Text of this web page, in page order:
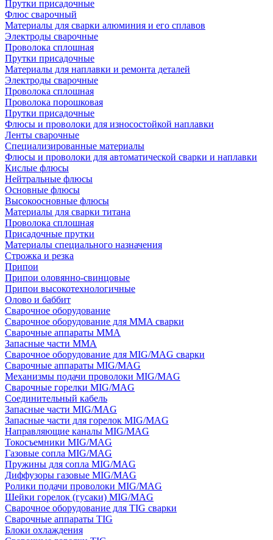
Прутки присадочные
Флюс сварочный
Материалы для сварки алюминия и его сплавов
Электроды сварочные
Проволока сплошная
Прутки присадочные
Материалы для наплавки и ремонта деталей
Электроды сварочные
Проволока сплошная
Проволока порошковая
Прутки присадочные
Флюсы и проволоки для износостойкой наплавки
Ленты сварочные
Специализированные материалы
Флюсы и проволоки для автоматической сварки и наплавки
Кислые флюсы
Нейтральные флюсы
Основные флюсы
Высокоосновные флюсы
Материалы для сварки титана
Проволока сплошная
Присадочные прутки
Материалы специального назначения
Строжка и резка
Припои
Припои оловянно-свинцовые
Припои высокотехнологичные
Олово и баббит
Сварочное оборудование
Сварочное оборудование для MMA сварки
Сварочные аппараты MMA
Запасные части MMA
Сварочное оборудование для MIG/MAG сварки
Сварочные аппараты MIG/MAG
Механизмы подачи проволоки MIG/MAG
Сварочные горелки MIG/MAG
Соединительный кабель
Запасные части MIG/MAG
Запасные части для горелок MIG/MAG
Направляющие каналы MIG/MAG
Токосъемники MIG/MAG
Газовые сопла MIG/MAG
Пружины для сопла MIG/MAG
Диффузоры газовые MIG/MAG
Ролики подачи проволоки MIG/MAG
Шейки горелок (гусаки) MIG/MAG
Сварочное оборудование для TIG сварки
Сварочные аппараты TIG
Блоки охлаждения